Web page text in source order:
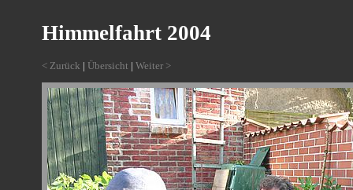
Himmelfahrt 2004
< Zurück | Übersicht |Weiter >